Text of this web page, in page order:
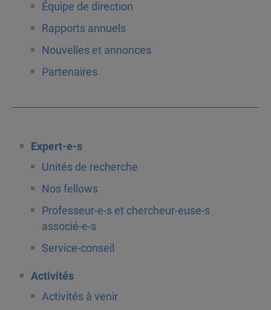
Équipe de direction
Rapports annuels
Nouvelles et annonces
Partenaires
Expert-e-s
Unités de recherche
Nos fellows
Professeur-e-s et chercheur-euse-s
associé-e-s
Service-conseil
Activités
Activités à venir